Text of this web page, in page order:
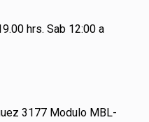
hrs. Sab 12:00 a
3177 Modulo MBL-